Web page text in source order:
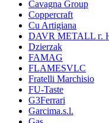
Cavagna Group
Coppercraft
Cu Artigiana
DAVR METALL г.
Dzierzak
FAMAG
FLAMESVLC
Fratelli Marchisio
FU-Taste
G3Ferrari
Garcima.s.l.